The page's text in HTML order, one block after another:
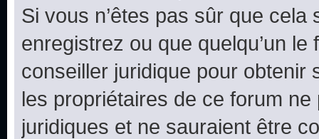
Si vous n’êtes pas sûr que
enregistrez ou que quelqu’un
conseiller juridique pour obtenir
les propriétaires de ce forum
juridiques et ne sauraient être